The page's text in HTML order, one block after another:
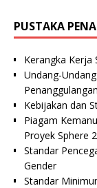
PUSTAKA
Kerangka Kerja
Undang-
Kebijakan dan
Piagam
Proyek Sphere
Standar
Gender
Standar